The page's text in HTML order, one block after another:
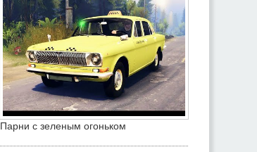
Парни с зеленым огоньком